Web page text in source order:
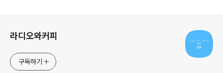
라디오와커피
구독하기